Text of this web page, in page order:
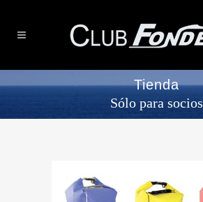
Tienda
Sólo para socios